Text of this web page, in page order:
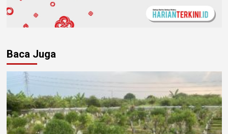
Baca Juga